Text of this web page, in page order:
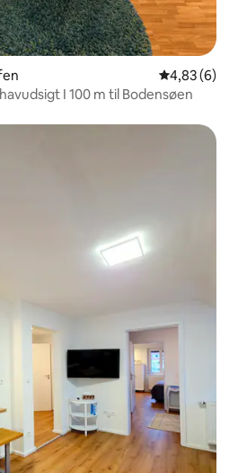
4,83 ud af 5
4,83 (6)
I 100 m til Bodensøen